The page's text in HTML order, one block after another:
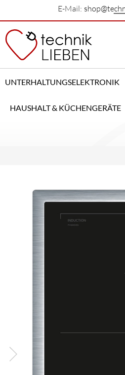
E-Mail:
UNTERHALTUNGSELEKTRONIK
HAUSHALT & KÜCHENGERÄTE